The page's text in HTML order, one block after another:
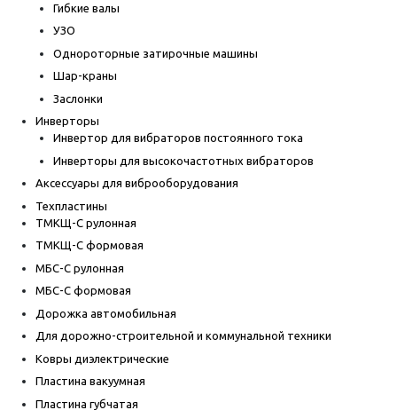
Гибкие валы
УЗО
Однороторные затирочные машины
Шар-краны
Заслонки
Инверторы
Инвертор для вибраторов постоянного тока
Инверторы для высокочастотных вибраторов
Аксессуары для виброоборудования
Техпластины
ТМКЩ-С рулонная
ТМКЩ-С формовая
МБС-С рулонная
МБС-С формовая
Дорожка автомобильная
Для дорожно-строительной и коммунальной техники
Ковры диэлектрические
Пластина вакуумная
Пластина губчатая